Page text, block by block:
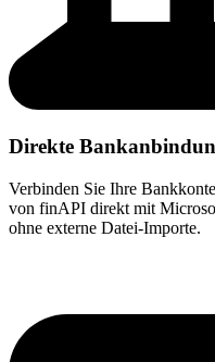
Direkte
Verbinden Sie Ihre
von finAPI direkt mit
ohne externe Datei-Importe.